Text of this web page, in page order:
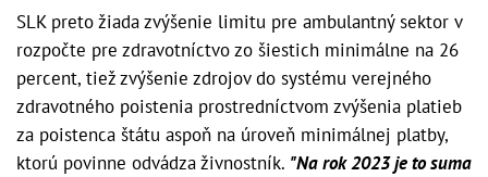
SLK preto žiada zvýšenie limitu pre ambulantný sektor v
rozpočte pre zdravotníctvo zo šiestich minimálne na 26
percent, tiež zvýšenie zdrojov do systému verejného
zdravotného poistenia prostredníctvom zvýšenia platieb
za poistenca štátu aspoň na úroveň minimálnej platby,
ktorú povinne odvádza živnostník. "Na rok 2023 je to suma